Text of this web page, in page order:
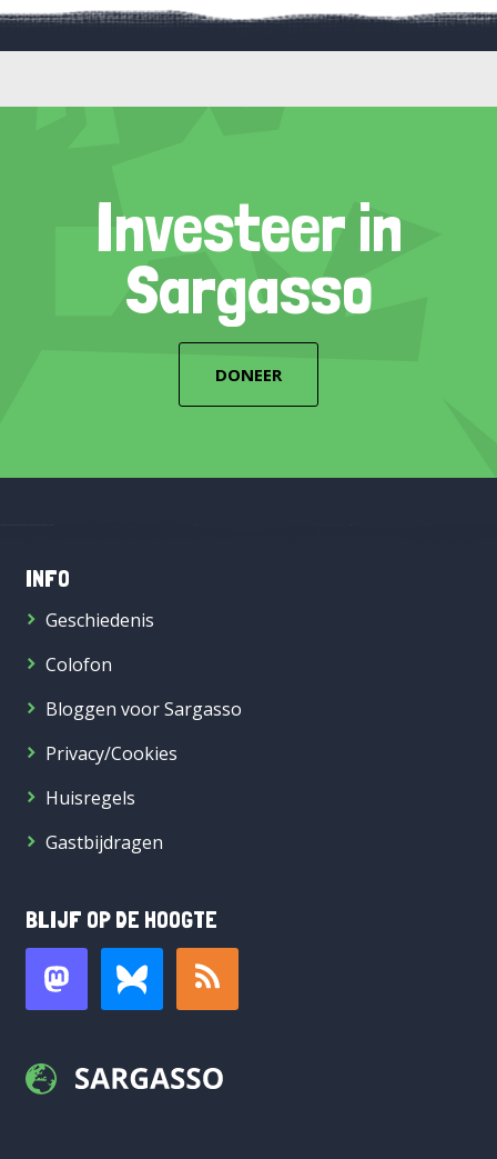
Investeer in
Sargasso
DONEER
INFO
Geschiedenis
Colofon
Bloggen voor Sargasso
Privacy/Cookies
Huisregels
Gastbijdragen
BLIJF OP DE HOOGTE